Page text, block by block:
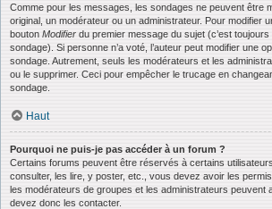
Comme pour les messages, les sondages ne peuvent être
original, un modérateur ou un administrateur. Pour modifier
bouton Modifier du premier message du sujet (c’est
sondage). Si personne n’a voté, l’auteur peut modifier une
sondage. Autrement, seuls les modérateurs et les
ou le supprimer. Ceci pour empêcher le trucage en
sondage.
Haut
Pourquoi ne puis-je pas accéder à un forum ?
Certains forums peuvent être réservés à certains
consulter, les lire, y poster, etc., vous devez avoir les
les modérateurs de groupes et les administrateurs peuvent
devez donc les contacter.